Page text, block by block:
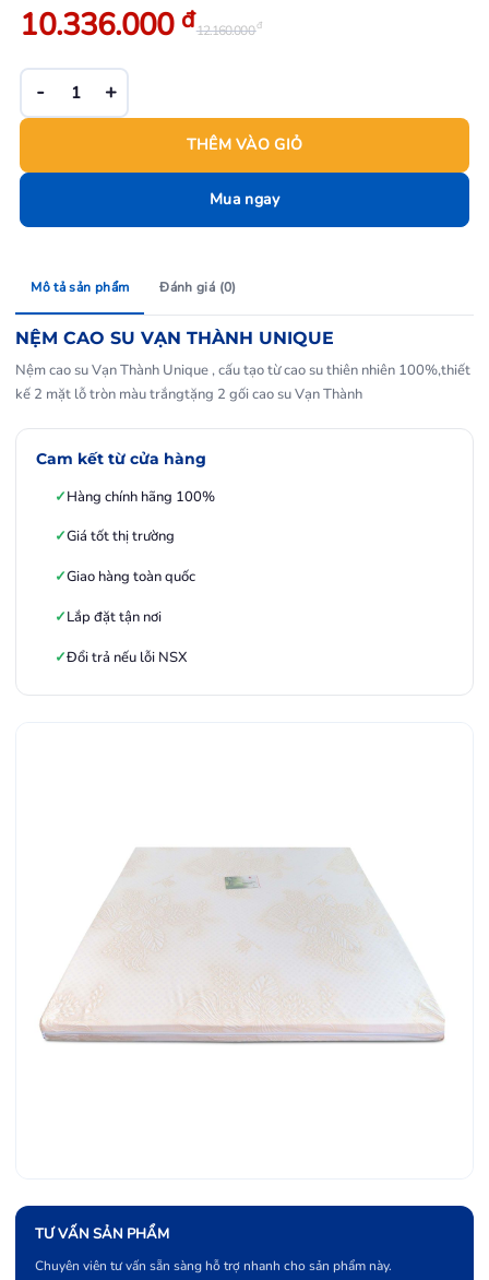
10.336.000 đ
Giá
bán:
10.336.000 đ.
12.160.000đ
Giá
gốc:
12.160.000 đ.
Nệm Cao Su Vạn Thành UNIQUE số lượng
THÊM VÀO GIỎ
Mua ngay
Mô tả sản phẩm Đánh giá (0)
NỆM CAO SU VẠN THÀNH UNIQUE
Nệm cao su Vạn Thành Unique , cấu tạo từ cao su thiên nhiên 100%,thiết
kế 2 mặt lỗ tròn màu trắngtặng 2 gối cao su Vạn Thành
Cam kết từ cửa hàng
Hàng chính hãng 100%
Giá tốt thị trường
Giao hàng toàn quốc
Lắp đặt tận nơi
Đổi trả nếu lỗi NSX
TƯ VẤN SẢN PHẨM
Chuyên viên tư vấn sẵn sàng hỗ trợ nhanh cho sản phẩm này.